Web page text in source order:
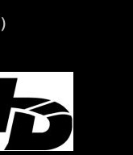
）